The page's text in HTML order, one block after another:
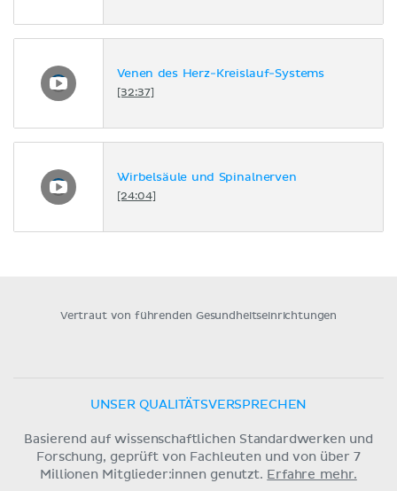
Venen des Herz-Kreislauf-Systems
[32:37]
Wirbelsäule und Spinalnerven
[24:04]
Vertraut von führenden Gesundheitseinrichtungen
UNSER QUALITÄTSVERSPRECHEN
Basierend auf wissenschaftlichen Standardwerken und
Forschung, geprüft von Fachleuten und von über 7
Millionen Mitglieder:innen genutzt. Erfahre mehr.